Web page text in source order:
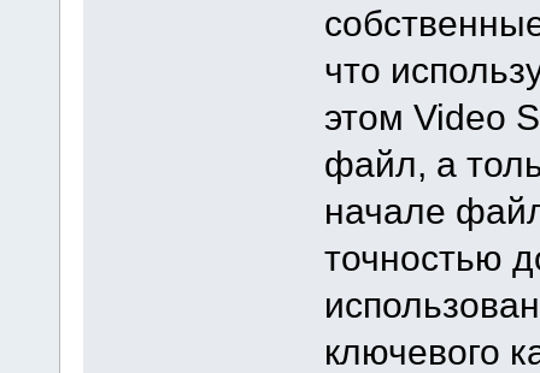
что
этом Video
файл, а
начале
точностью
ключевого